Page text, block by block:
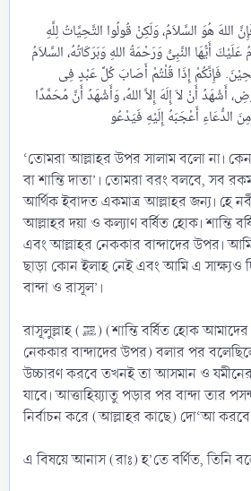
اللهَ هُوَ السَّلاَمُ، وَلَكِنْ قُولُوا التَّحِيَّاتُ لِلَّهِ
أَيُّهَا النَّبِىُّ وَرَحْمَةُ اللهِ وَبَرَكَاتُهُ، السَّلاَمُ
فَإِنَّكُمْ إِذَا قُلْتُمْ أَصَابَ كُلَّ عَبْدٍ فِى
أَشْهَدُ أَنْ لاَ إِلَهَ إِلاَّ اللهُ، وَأَشْهَدُ أَنَّ مُحَمَّدًا
‘তোমরা আল্লাহর উপর সালাম বলো না।
বা শান্তি দাতা’। তোমরা বরং বলবে, সব
আর্থিক ইবাদত একমাত্র আল্লাহর জন্য। হে
আল্লাহর দয়া ও কল্যাণ বর্ষিত হোক। শান্তি
এবং আল্লাহর নেককার বান্দাদের উপর। আমি
ছাড়া কোন ইলাহ নেই এবং আমি এ সাক্ষ্যও
বান্দা ও রাসূল’।
রাসূলুল্লাহ (ﷺ) (শান্তি বর্ষিত হোক আমাদের উপর এবং আল্লাহর
নেককার বান্দাদের উপর) বলার পর
উচ্চারণ করবে তখনই তা আসমান ও যমীনের
যাবে। আত্তাহিয়্যাতু পড়ার পর বান্দা তার
নির্বাচন করে (আল্লাহর কাছে) দো‘আ
এ বিষয়ে আনাস (রাঃ) হ’তে বর্ণিত, তিনি